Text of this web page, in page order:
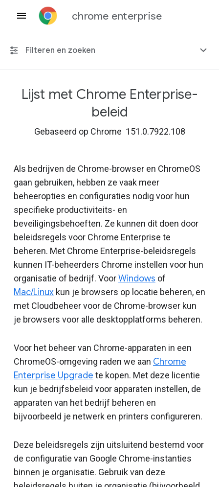
chrome enterprise
Filteren en zoeken
Elk platform
Inclusief beëindigd beleid
Lijst met Chrome Enterprise-
beleid
Gebaseerd op Chrome 151.0.7922.108
Als bedrijven de Chrome-browser en ChromeOS
gaan gebruiken, hebben ze vaak meer
beheeropties en configuraties nodig voor hun
specifieke productiviteits- en
beveiligingsbehoeften. Ze kunnen dit doen door
beleidsregels voor Chrome Enterprise te
beheren. Met Chrome Enterprise-beleidsregels
kunnen IT-beheerders Chrome instellen voor hun
organisatie of bedrijf. VoorWindows of
Mac/Linux kun je browsers op locatie beheren, en
met Cloudbeheer voor de Chrome-browser kun
je browsers voor alle desktopplatforms beheren.
Voor het beheer van Chrome-apparaten in een
ChromeOS-omgeving raden we aan Chrome
Enterprise Upgrade te kopen. Met deze licentie
kun je bedrijfsbeleid voor apparaten instellen, de
apparaten van het bedrijf beheren en
bijvoorbeeld je netwerk en printers configureren.
Deze beleidsregels zijn uitsluitend bestemd voor
de configuratie van Google Chrome-instanties
binnen je organisatie. Gebruik van deze